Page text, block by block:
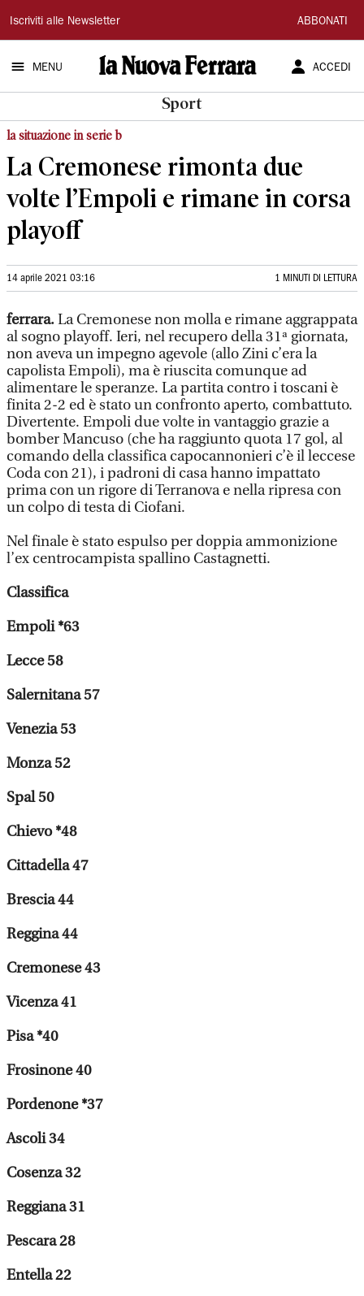
La
Nuova
Ferrara
Iscriviti alle Newsletter ABBONATI
MENU ACCEDI
Sport
la situazione in serie b
La Cremonese rimonta due
volte l’Empoli e rimane in corsa
playoff
14 aprile 2021 03:16 1 MINUTI DI LETTURA
ferrara.La Cremonese non molla e rimane aggrappata
al sogno playoff. Ieri, nel recupero della 31ª giornata,
non aveva un impegno agevole (allo Zini c’era la
capolista Empoli), ma è riuscita comunque ad
alimentare le speranze. La partita contro i toscani è
finita 2-2 ed è stato un confronto aperto, combattuto.
Divertente. Empoli due volte in vantaggio grazie a
bomber Mancuso (che ha raggiunto quota 17 gol, al
comando della classifica capocannonieri c’è il leccese
Coda con 21), i padroni di casa hanno impattato
prima con un rigore di Terranova e nella ripresa con
un colpo di testa di Ciofani.
Nel finale è stato espulso per doppia ammonizione
l’ex centrocampista spallino Castagnetti.
Classifica
Empoli *63
Lecce 58
Salernitana 57
Venezia 53
Monza 52
Spal 50
Chievo *48
Cittadella 47
Brescia 44
Reggina 44
Cremonese 43
Vicenza 41
Pisa *40
Frosinone 40
Pordenone *37
Ascoli 34
Cosenza 32
Reggiana 31
Pescara 28
Entella 22